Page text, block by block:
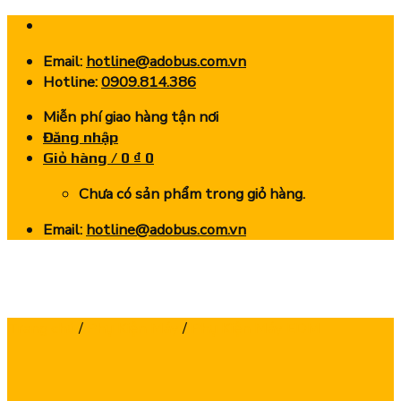
Skip
contentEmail: hotline@adobus.com.vn
Hotline:0909.814.386
Miễn phí giao hàng tận nơi
Đăng nhập
Giỏ hàng / 0 ₫ 0
Chưa có sản phẩm trong giỏ hàng.
Email: hotline@adobus.com.vn
/ /